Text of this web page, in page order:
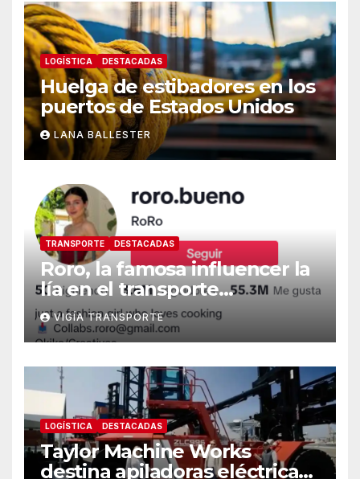
LOGÍSTICA DESTACADAS
Huelga de estibadores en los
puertos de Estados Unidos
LANA BALLESTER
TRANSPORTE DESTACADAS
Roro, la famosa influencer la
lía en el transporte
internacional
VIGÍA TRANSPORTE
LOGÍSTICA DESTACADAS
Taylor Machine Works
destina apiladoras eléctricas